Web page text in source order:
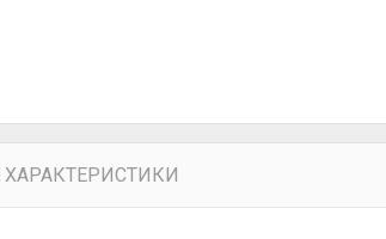
ХАРАКТЕРИСТИКИ